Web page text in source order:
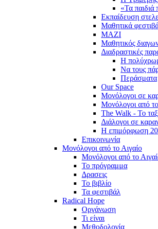
«Τα παιδιά
Εκπαίδευση
Μαθητικά
ΜΑΖΙ
Μαθητικός
Διαδραστικές
Η
Να τους
Περάσματα
Our Space
Μονόλογοι σε
Μονόλογοι από
The Walk - Το
Διάλογοι σε
Η επιμόρφωση
Επικοινωνία
Μονόλογοι από το Αιγαίο
Μονόλογοι από το
Το πρόγραμμα
Δρασεις
Το βιβλίο
Τα φεστιβάλ
Radical Hope
Οργάνωση
Τι είναι
Μεθοδολογία